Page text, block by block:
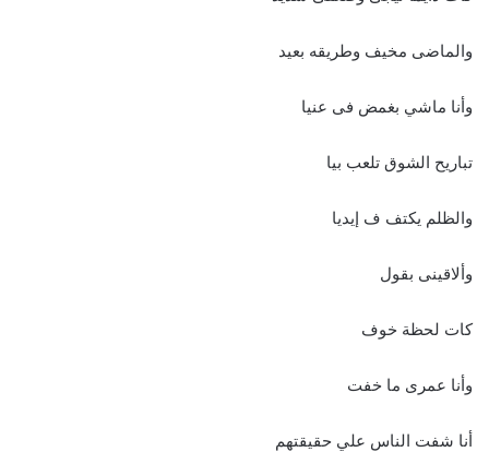
والماضى مخيف وطريقه بعيد
وأنا ماشي بغمض فى عنيا
تباريح الشوق تلعب بيا
والظلم يكتف ف إيديا
وألاقينى بقول
كات لحظة خوف
وأنا عمرى ما خفت
أنا شفت الناس علي حقيقتهم